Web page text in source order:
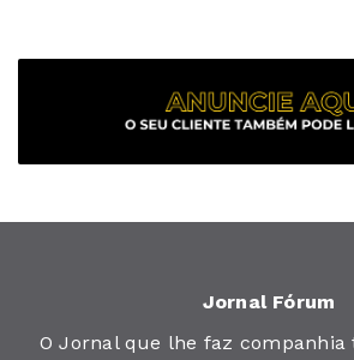
Jornal Fórum
O Jornal que lhe faz companhia